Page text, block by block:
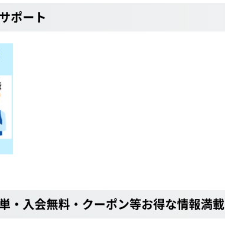
ポート
・入会無料・クーポン等お得な情報満載